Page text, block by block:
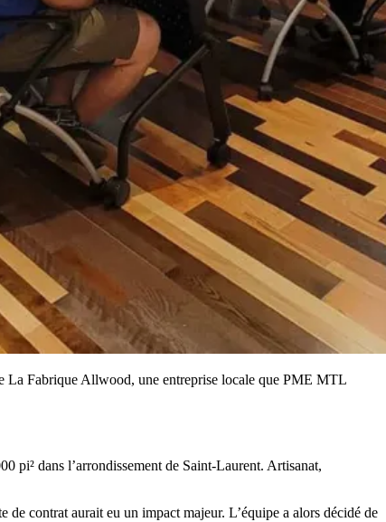
La Fabrique Allwood, une entreprise locale que PME MTL
pi² dans l’arrondissement de Saint-Laurent. Artisanat,
contrat aurait eu un impact majeur. L’équipe a alors décidé de